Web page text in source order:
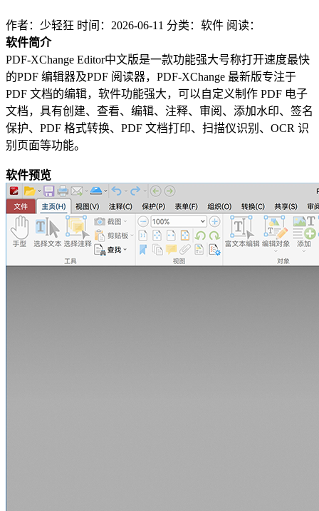
作者：少轻狂 时间：2026-06-11 分类：软件 阅读：
软件简介
PDF-XChange Editor中文版是一款功能强大号称打开速度最快
的PDF 编辑器及PDF 阅读器，PDF-XChange 最新版专注于
PDF 文档的编辑，软件功能强大，可以自定义制作 PDF 电子
文档，具有创建、查看、编辑、注释、审阅、添加水印、签名
保护、PDF 格式转换、PDF 文档打印、扫描仪识别、OCR 识
别页面等功能。
软件预览